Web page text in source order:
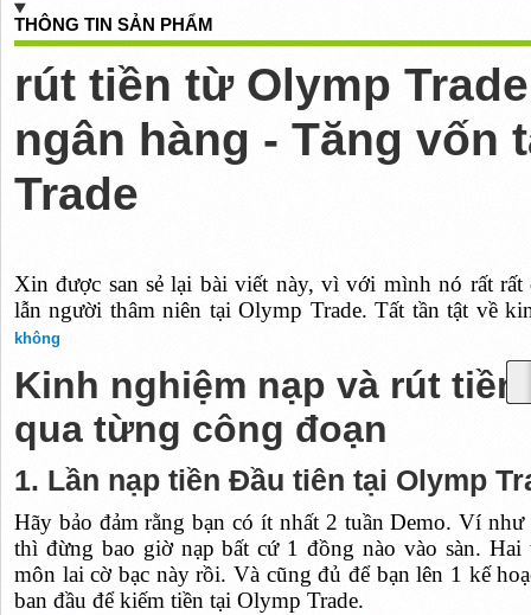
THÔNG TIN SẢN PHẨM
rút tiền từ Olymp
ngân hàng - Tăng vốn
Trade
Xin được san sẻ lại bài viết này, vì với mình nó rất
lẫn người thâm niên tại Olymp Trade. Tất tần tật về
không
Kinh nghiệm nạp và rút tiền
qua từng công đoạn
1. Lần nạp tiền Đầu tiên tại Olymp
Hãy bảo đảm rằng bạn có ít nhất 2 tuần Demo. Ví
thì đừng bao giờ nạp bất cứ 1 đồng nào vào sàn.
môn lai cờ bạc này rồi. Và cũng đủ để bạn lên 1 kế
ban đầu để kiếm tiền tại Olymp Trade.